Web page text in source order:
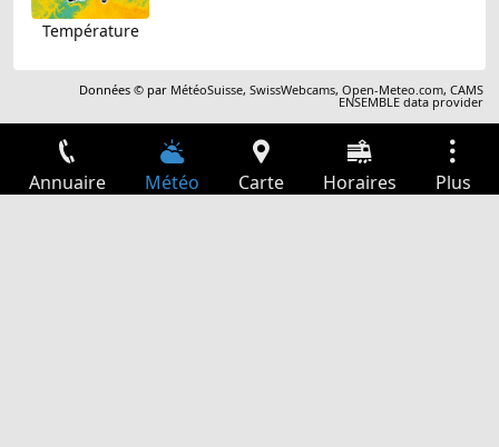
Température
Données © par MétéoSuisse,SwissWebcams,Open-Meteo.com,CAMS
ENSEMBLE data provider
Annuaire Météo Carte Horaires Plus